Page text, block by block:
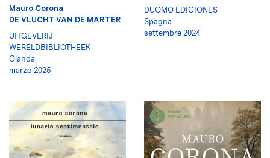
Mauro Corona
DE VLUCHT VAN DE MARTER
UITGEVERIJ
WERELDBIBLIOTHEEK
Olanda
marzo 2025
DUOMO EDICIONES
Spagna
settembre 2024